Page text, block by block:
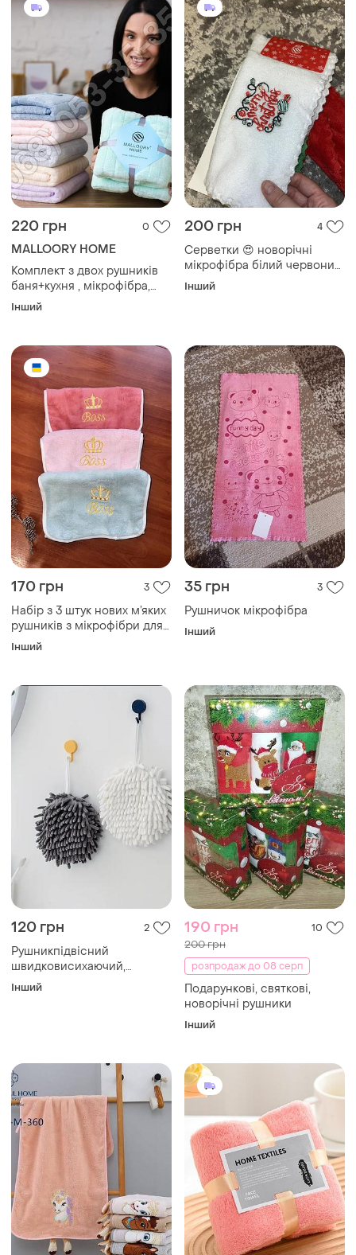
220 грн 0
MALLOORY HOME
Комплект з двох рушників
баня+кухня , мікрофібра,
якість супер!
Інший
200 грн 4
Серветки 😍 новорічні
мікрофібра білий червоний
зелений ціна за набір
Інший
170 грн 3
Набір з 3 штук нових м’яких
рушників з мікрофібри для
обличчя і рук
Інший
35 грн 3
Рушничок мікрофібра
Інший
120 грн 2
Рушникпідвісний
швидковисихаючий,
комплект 2 шт.
Інший
190 грн 10
200 грн
розпродаж до 08 серп
Подарункові, святкові,
новорічні рушники
Інший